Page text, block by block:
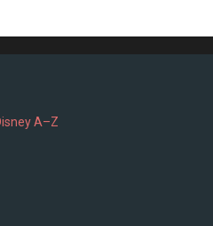
A–Z